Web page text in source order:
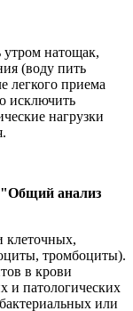
утром натощак,
(воду пить
легкого приема
исключить
нагрузки
"Общий анализ
клеточных,
тромбоциты).
в крови
и патологических
или